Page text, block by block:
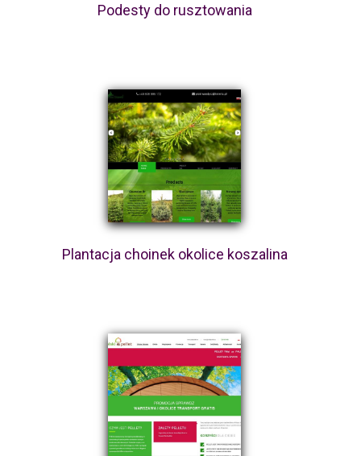
Podesty do rusztowania
Plantacja choinek okolice koszalina